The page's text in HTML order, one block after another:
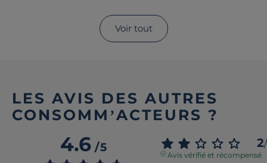
Voir tout
LES AVIS DES AUTRES
CONSOMM’ACTEURS ?
4.6/5 2/
Avis vérifié et récompensé